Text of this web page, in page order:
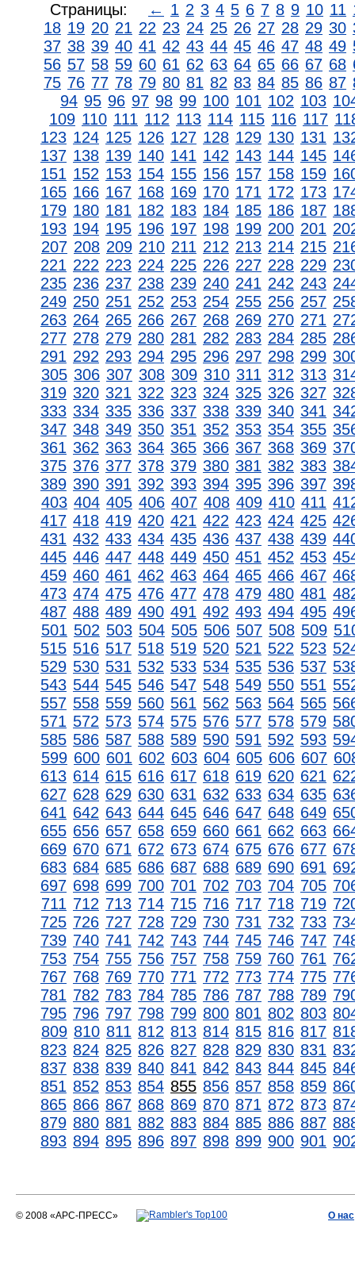
Страницы: ← 1 2 3 4 5 6 7 8 9 10 11
18 19 20 21 22 23 24 25 26 27 28 29 30
37 38 39 40 41 42 43 44 45 46 47 48 49
56 57 58 59 60 61 62 63 64 65 66 67 68
75 76 77 78 79 80 81 82 83 84 85 86 87
94 95 96 97 98 99 100 101 102 103
109 110 111 112 113 114 115 116 117
123 124 125 126 127 128 129 130 131
137 138 139 140 141 142 143 144 145
151 152 153 154 155 156 157 158 159
165 166 167 168 169 170 171 172 173
179 180 181 182 183 184 185 186 187
193 194 195 196 197 198 199 200 201
207 208 209 210 211 212 213 214 215
221 222 223 224 225 226 227 228 229
235 236 237 238 239 240 241 242 243
249 250 251 252 253 254 255 256 257
263 264 265 266 267 268 269 270 271
277 278 279 280 281 282 283 284 285
291 292 293 294 295 296 297 298 299
305 306 307 308 309 310 311 312 313
319 320 321 322 323 324 325 326 327
333 334 335 336 337 338 339 340 341
347 348 349 350 351 352 353 354 355
361 362 363 364 365 366 367 368 369
375 376 377 378 379 380 381 382 383
389 390 391 392 393 394 395 396 397
403 404 405 406 407 408 409 410 411
417 418 419 420 421 422 423 424 425
431 432 433 434 435 436 437 438 439
445 446 447 448 449 450 451 452 453
459 460 461 462 463 464 465 466 467
473 474 475 476 477 478 479 480 481
487 488 489 490 491 492 493 494 495
501 502 503 504 505 506 507 508 509
515 516 517 518 519 520 521 522 523
529 530 531 532 533 534 535 536 537
543 544 545 546 547 548 549 550 551
557 558 559 560 561 562 563 564 565
571 572 573 574 575 576 577 578 579
585 586 587 588 589 590 591 592 593
599 600 601 602 603 604 605 606 607
613 614 615 616 617 618 619 620 621
627 628 629 630 631 632 633 634 635
641 642 643 644 645 646 647 648 649
655 656 657 658 659 660 661 662 663
669 670 671 672 673 674 675 676 677
683 684 685 686 687 688 689 690 691
697 698 699 700 701 702 703 704 705
711 712 713 714 715 716 717 718 719
725 726 727 728 729 730 731 732 733
739 740 741 742 743 744 745 746 747
753 754 755 756 757 758 759 760 761
767 768 769 770 771 772 773 774 775
781 782 783 784 785 786 787 788 789
795 796 797 798 799 800 801 802 803
809 810 811 812 813 814 815 816 817
823 824 825 826 827 828 829 830 831
837 838 839 840 841 842 843 844 845
851 852 853 854 855 856 857 858 859
865 866 867 868 869 870 871 872 873
879 880 881 882 883 884 885 886 887
893 894 895 896 897 898 899 900 901
© 2008 «АРС-ПРЕСС»
О нас